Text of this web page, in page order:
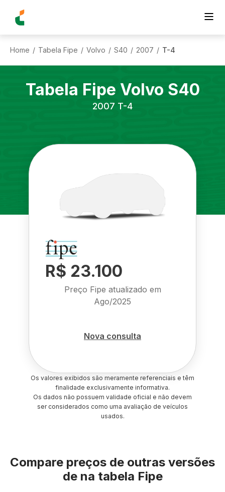
Home / Tabela Fipe / Volvo / S40 / 2007 / T-4
Tabela Fipe Volvo S40
2007 T-4
R$ 23.100
Preço Fipe atualizado em
Ago/2025
Nova consulta
Os valores exibidos são meramente referenciais e têm
finalidade exclusivamente informativa.
Os dados não possuem validade oficial e não devem
ser considerados como uma avaliação de veículos
usados.
Compare preços de outras versões
de na tabela Fipe